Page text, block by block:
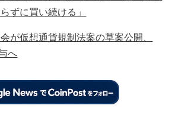
ずに買い続ける」
が仮想通貨規制法案の草案公開、
へ